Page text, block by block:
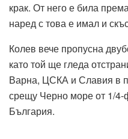
крак. От него е била
наред с това е имал и
Колев вече пропусна
като той ще гледа
Варна, ЦСКА и Славия в
срещу Черно море от 1/4-
България.